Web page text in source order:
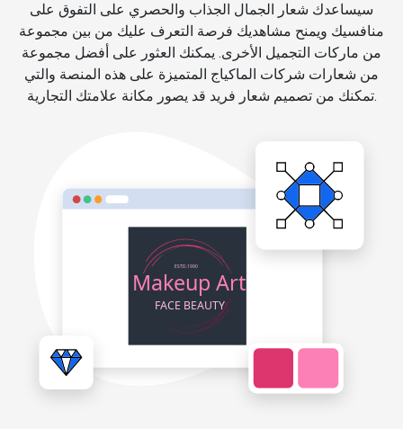
سيساعدك شعار الجمال الجذاب والحصري على التفوق على
منافسيك ويمنح مشاهديك فرصة التعرف عليك من بين مجموعة
من ماركات التجميل الأخرى. يمكنك العثور على أفضل مجموعة
من شعارات شركات الماكياج المتميزة على هذه المنصة والتي
تمكنك من تصميم شعار فريد قد يصور مكانة علامتك التجارية.